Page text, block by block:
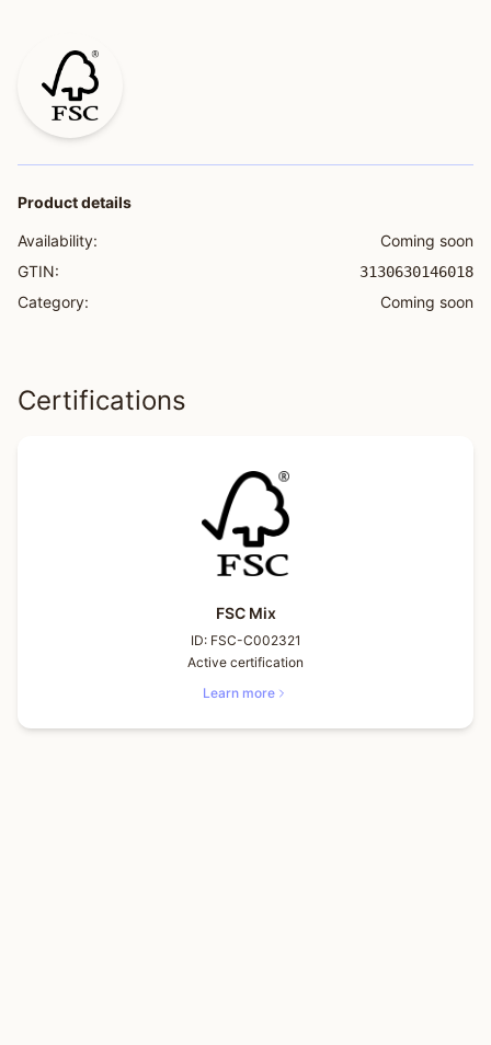
Product details
Availability:
Coming soon
GTIN:
3130630146018
Category: Coming soon
Certifications
FSC Mix
ID: FSC-C002321
Active certification
Learn more